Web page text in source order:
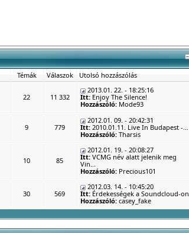
Témák Válaszok
Utolsó hozzászólás
22 11 332
2013.01. 22. - 18:25:16
Itt: Enjoy The Silence!
Hozzászóló: Mode93
9 779
2012.01. 09. - 20:42:31
Itt: 2010.01.11. Live In Budapest -...
Hozzászóló: Tharsis
10 85
2012.01. 19. - 20:08:27
Itt: VCMG név alatt jelenik meg
Vin...
Hozzászóló: Precious101
30 569
2012.03. 14. - 10:45:20
Itt: Érdekességek a Soundcloud-on
Hozzászóló: casey_fake